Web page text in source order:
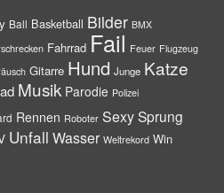
Ball Basketball Bilder BMX
Fahrrad Fail Feuer Flugzeug
Gitarre Hund Junge Katze
Musik Parodie Polizei
Rennen Roboter SexySprung
Unfall Wasser Weltrekord Win